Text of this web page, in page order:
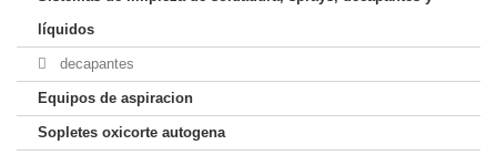
líquidos
decapantes
Equipos de aspiracion
Sopletes oxicorte autogena